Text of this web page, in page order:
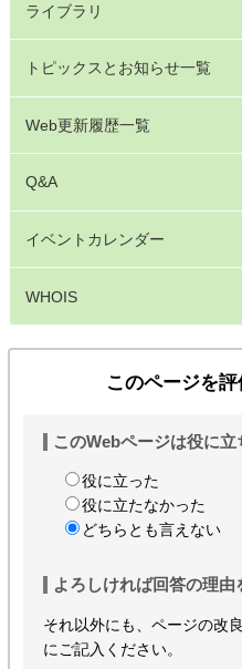
ライブラリ
トピックスとお知らせ一覧
Web更新履歴一覧
Q&A
イベントカレンダー
WHOIS
このページを
このWebページは役に立
役に立った
役に立たなかった
どちらとも言えない
よろしければ回答の理
それ以外にも、ページの改
にご記入ください。